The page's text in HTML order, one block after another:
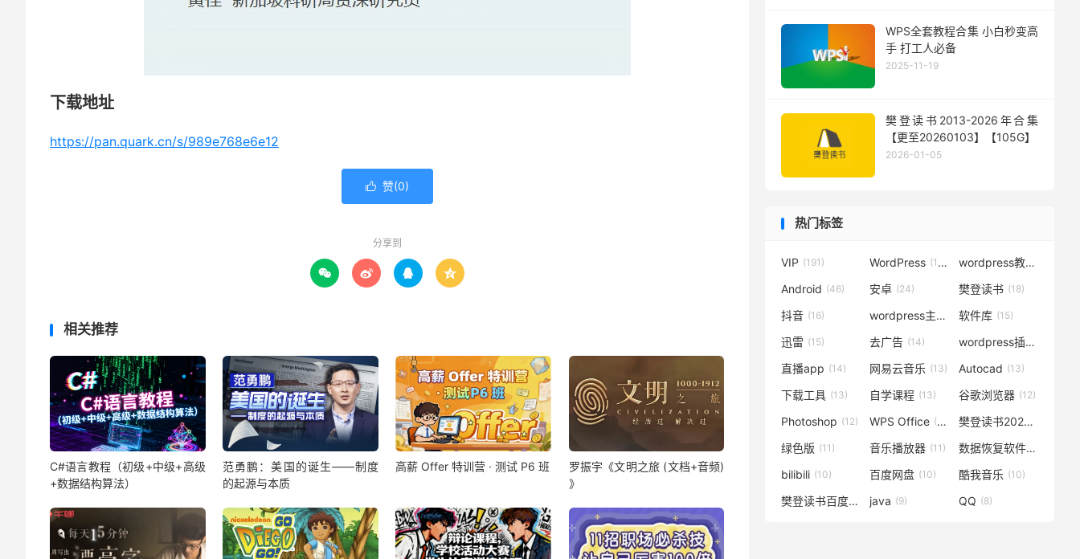
下载地址
https://pan.quark.cn/s/989e768e6e12
 赞(0)
分享到
   
相关推荐
C#语言教程（初级+中级+高级
+数据结构算法）
范勇鹏：美国的诞生——制度
的起源与本质
高薪 Offer 特训营 · 测试 P6 班
罗振宇《文明之旅 (文档+音频)
》
WPS全套教程合集 小白秒变高
手 打工人必备
2025-11-19
樊登读书2013-2026年合集
【更至20260103】【105G】
2026-01-05
热门标签
VIP (191) WordPress (119) wordpress教程
Android (46) 安卓 (24) 樊登读书 (18)
抖音 (16) wordpress主题 (15)
软件库 (15)
迅雷 (15) 去广告 (14) wordpress插件
直播app (14) 网易云音乐 (13) Autocad (13)
下载工具 (13) 自学课程 (13) 谷歌浏览器 (12)
Photoshop (12) WPS Office (12) 樊登读书2020
绿色版 (11) 音乐播放器 (11) 数据恢复软件(11)
bilibili (10) 百度网盘 (10) 酷我音乐 (10)
樊登读书百度云 (10)
java (9) QQ (8)